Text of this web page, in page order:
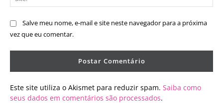
Salve meu nome, e-mail e site neste navegador para a próxima
vez que eu comentar.
Este site utiliza o Akismet para reduzir spam. Saiba como
seus dados em comentários são processados.